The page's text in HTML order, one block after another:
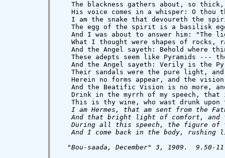
The blackness gathers about, so
His voice comes in a whisper: O thou
I am the snake that devoureth the
The egg of the spirit is a basilisk
And I was about to answer him: "The
What I thought were shapes of rocks,
And the Angel sayeth: Behold where
These adepts seem like Pyramids ---
And the Angel sayeth: Verily is the
Their sandals were the pure light,
Herein no forms appear, and the
And the Beatific Vision is no more,
Drink in the myrrh of my speech, that
This is thy wine, who wast drunk upon
I am Hermes, that am sent from the
And that bright light of comfort, and
During all this speech, the figure of
And I come back in the body, rushing
"Bou-saada, December" 3, 1909.  9.50-